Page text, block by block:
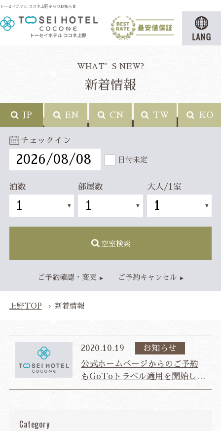
トーセイホテル ココネ上野からのお知らせ
WHAT’S NEW?
新着情報
JP EN CN TW KO
チェックイン
日付未定
泊数 部屋数 大人/1室
空室検索
ご予約確認・変更 ご予約キャンセル
上野TOP 新着情報
2020.10.19
お知らせ
公式ホームページからのご予約
もGoToトラベル適用を開始しま
した！
Category
朝食・レストラン ご朝食
会議室
新着情報